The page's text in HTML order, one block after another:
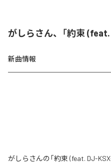
がしらさん、「約束
新曲情報
がしらさんの「約束 (feat. DJ-